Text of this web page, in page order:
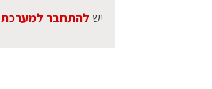
יש להתחבר למערכת